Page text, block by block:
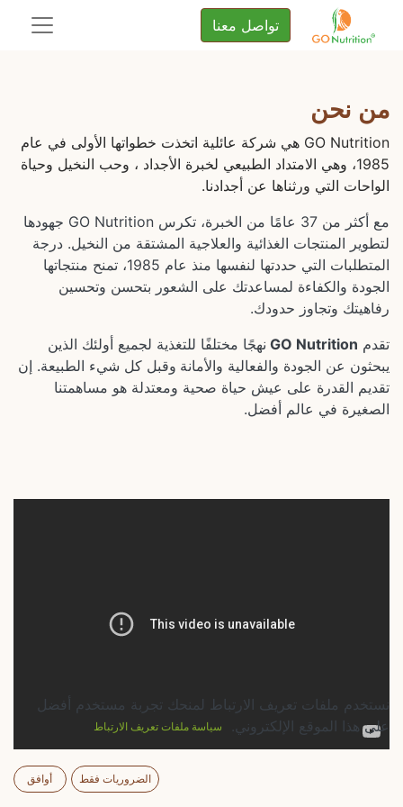
تواصل معنا
من نحن
GO Nutrition هي شركة عائلية اتخذت خطواتها الأولى في عام
1985، وهي الامتداد الطبيعي لخبرة الأجداد ، وحب النخيل وحياة
الواحات التي ورثناها عن أجدادنا.
مع أكثر من 37 عامًا من الخبرة، تكرس GO Nutrition جهودها
لتطوير المنتجات الغذائية والعلاجية المشتقة من النخيل. درجة
المتطلبات التي حددتها لنفسها منذ عام 1985، تمنح منتجاتها
الجودة والكفاءة لمساعدتك على الشعور بتحسن وتحسين
رفاهيتك وتجاوز حدودك.
تقدم GO Nutrition نهجًا مختلفًا للتغذية لجميع أولئك الذين
يبحثون عن الجودة والفعالية والأمانة وقبل كل شيء الطبيعة. إن
تقديم القدرة على عيش حياة صحية ومعتدلة هو مساهمتنا
الصغيرة في عالم أفضل.
نستخدم ملفات تعريف الارتباط لمنحك تجربة مستخدم أفضل
على هذا الموقع الإلكتروني.
سياسة ملفات تعريف الارتباط
الضروريات فقط أوافق